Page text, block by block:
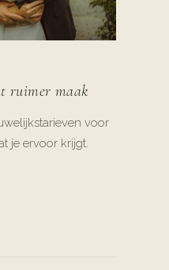
ruimer maak
voor
je ervoor krijgt.